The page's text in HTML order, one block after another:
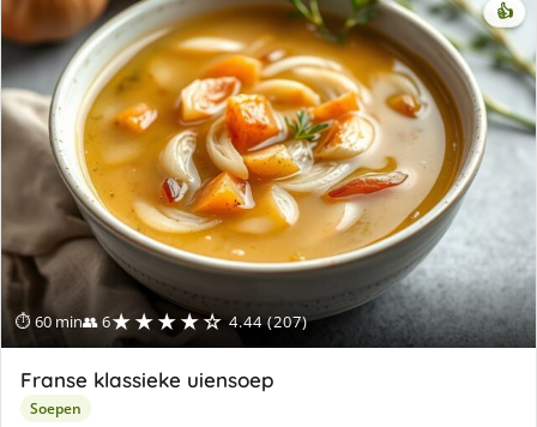
⏱ 60 min👥 6★★★★☆ 4.44 (207)
👍
Franse klassieke uiensoep
Soepen